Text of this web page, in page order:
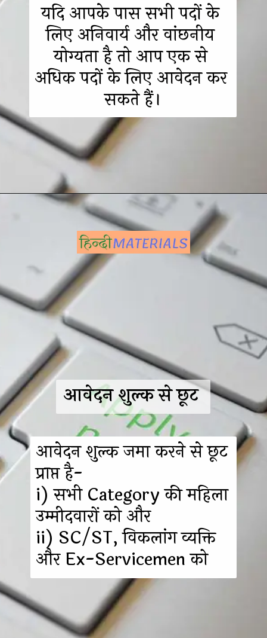
यदि आपके पास सभी पदों के
लिए अनिवार्य और वांछनीय
योग्यता है तो आप एक से
अधिक पदों के लिए आवेदन कर
सकते हैं।
आवेदन शुल्क जमा करने से छूट
प्राप्त है-
i) सभी Category की महिला
उम्मीदवारों को और
ii) SC/ST, विकलांग व्यक्ति
और Ex-Servicemen को
आवेदन शुल्क से छूट